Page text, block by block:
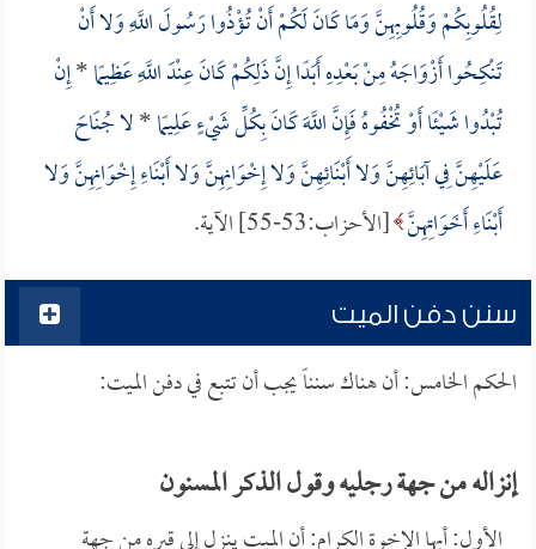
لِقُلُوبِكُمْ وَقُلُوبِهِنَّ وَمَا كَانَ لَكُمْ أَنْ تُؤْذُوا رَسُولَ اللَّهِ وَلا أَنْ
تَنْكِحُوا أَزْوَاجَهُ مِنْ بَعْدِهِ أَبَدًا إِنَّ ذَلِكُمْ كَانَ عِنْدَ اللَّهِ عَظِيمًا*إِنْ
تُبْدُوا شَيْئًا أَوْ تُخْفُوهُ فَإِنَّ اللَّهَ كَانَ بِكُلِّ شَيْءٍ عَلِيمًا*لا جُنَاحَ
عَلَيْهِنَّ فِي آبَائِهِنَّ وَلا أَبْنَائِهِنَّ وَلا إِخْوَانِهِنَّ وَلا أَبْنَاءِ إِخْوَانِهِنَّ وَلا
أَبْنَاءِ أَخَوَاتِهِنَّ [الأحزاب:53-55] الآية.
سنن دفن الميت
الحكم الخامس: أن هناك سنناً يجب أن تتبع في دفن الميت:
إنزاله من جهة رجليه وقول الذكر المسنون